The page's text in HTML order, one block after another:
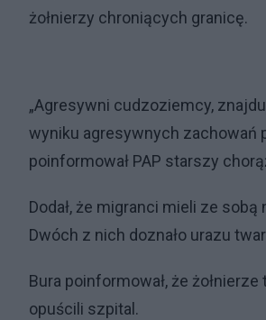
żołnierzy chroniących granicę.
„Agresywni cudzoziemcy,
wyniku agresywnych zachowań
poinformował PAP starszy
Dodał, że migranci mieli ze
Dwóch z nich doznało urazu
Bura poinformował, że
opuścili szpital.